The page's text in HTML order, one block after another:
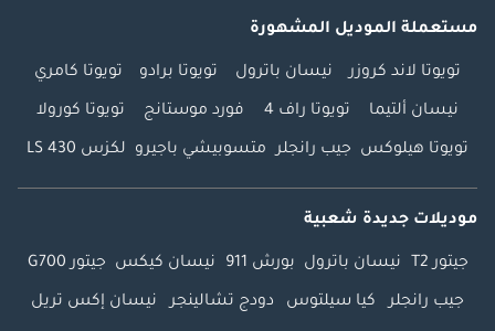
مستعملة الموديل المشهورة
تويوتا لاند كروزر نيسان باترول تويوتا برادو تويوتا كامري
نيسان ألتيما تويوتا راف 4 فورد موستانج تويوتا كورولا
تويوتا هيلوكس جيب رانجلر متسوبيشي باجيرو لكزس LS 430
موديلات جديدة شعبية
جيتور T2 نيسان باترول بورش 911 نيسان كيكس جيتور G700
جيب رانجلر كيا سيلتوس دودج تشالينجر نيسان إكس تريل